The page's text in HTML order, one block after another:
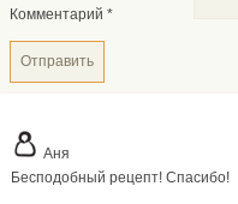
Комментарий *
Аня
Бесподобный рецепт! Спасибо!